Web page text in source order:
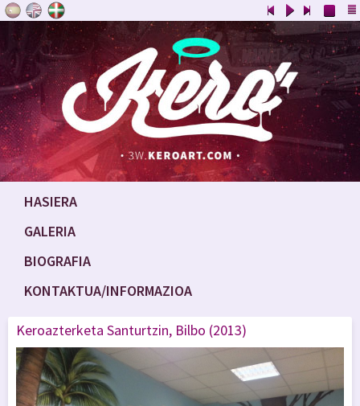
HASIERA
GALERIA
BIOGRAFIA
KONTAKTUA/INFORMAZIOA
Keroazterketa Santurtzin, Bilbo (2013)